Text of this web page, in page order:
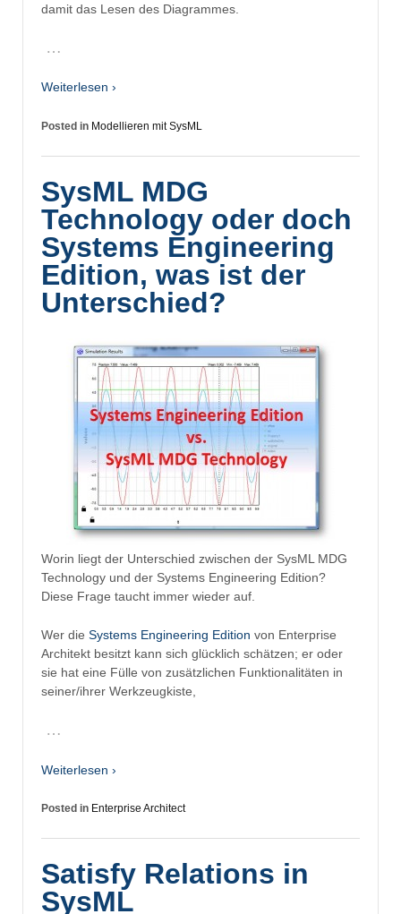
damit das Lesen des Diagrammes.
…
Weiterlesen ›
Posted in Modellieren mit SysML
SysML MDG
Technology oder doch
Systems Engineering
Edition, was ist der
Unterschied?
Worin liegt der Unterschied zwischen der SysML MDG
Technology und der Systems Engineering Edition?
Diese Frage taucht immer wieder auf.
Wer die Systems Engineering Edition von Enterprise
Architekt besitzt kann sich glücklich schätzen; er oder
sie hat eine Fülle von zusätzlichen Funktionalitäten in
seiner/ihrer Werkzeugkiste,
…
Weiterlesen ›
Posted in Enterprise Architect
Satisfy Relations in
SysML